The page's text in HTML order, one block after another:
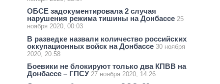
ОБСЕ задокументировала 2 случая
нарушения режима тишины на Донбассе 25
ноября 2020, 00:03
В разведке назвали количество российских
оккупационных войск на Донбассе 30 ноября
2020, 20:58
Боевики не блокируют только два КПВВ на
Донбассе – ГПСУ 27 ноября 2020, 14:26